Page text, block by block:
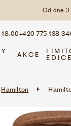
Od dne
+420 775 138
AKCE
EDICE
Hamilton